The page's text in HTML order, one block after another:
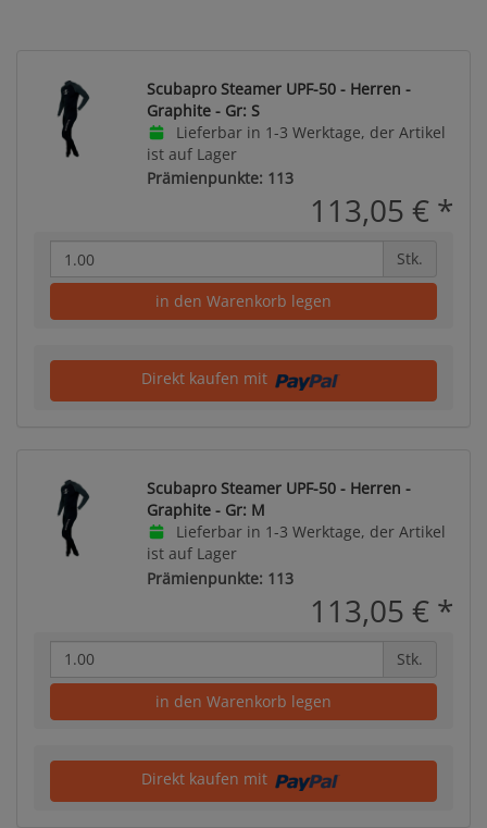
Scubapro Steamer UPF-50 - Herren -
Graphite - Gr: S
Lieferbar in 1-3 Werktage, der Artikel
ist auf Lager
Prämienpunkte: 113
113,05 € *
Stk.
in den Warenkorb legen
Direkt kaufen mit
Scubapro Steamer UPF-50 - Herren -
Graphite - Gr: M
Lieferbar in 1-3 Werktage, der Artikel
ist auf Lager
Prämienpunkte: 113
113,05 € *
Stk.
in den Warenkorb legen
Direkt kaufen mit